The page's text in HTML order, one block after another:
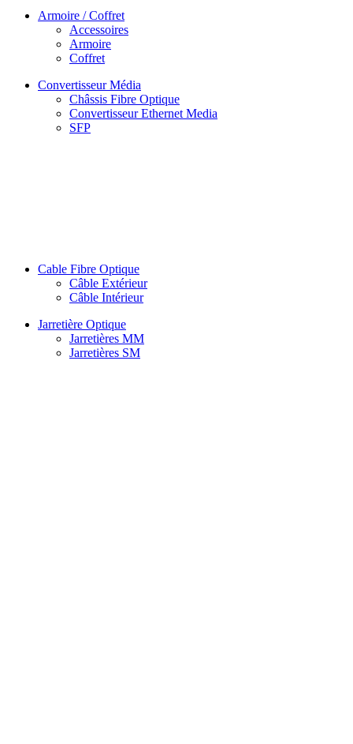
Armoire / Coffret
Accessoires
Armoire
Coffret
Convertisseur Média
Châssis Fibre Optique
Convertisseur Ethernet Media
SFP
Cable Fibre Optique
Câble Extérieur
Câble Intérieur
Jarretière Optique
Jarretières MM
Jarretières SM